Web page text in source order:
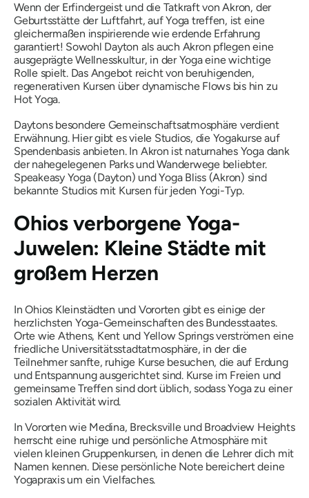
Wenn der Erfindergeist und die Tatkraft von Akron, der
Geburtsstätte der Luftfahrt, auf Yoga treffen, ist eine
gleichermaßen inspirierende wie erdende Erfahrung
garantiert! Sowohl Dayton als auch Akron pflegen eine
ausgeprägte Wellnesskultur, in der Yoga eine wichtige
Rolle spielt. Das Angebot reicht von beruhigenden,
regenerativen Kursen über dynamische Flows bis hin zu
Hot Yoga.
Daytons besondere Gemeinschaftsatmosphäre verdient
Erwähnung. Hier gibt es viele Studios, die Yogakurse auf
Spendenbasis anbieten. In Akron ist naturnahes Yoga dank
der nahegelegenen Parks und Wanderwege beliebter.
Speakeasy Yoga (Dayton) und Yoga Bliss (Akron) sind
bekannte Studios mit Kursen für jeden Yogi-Typ.
Ohios verborgene Yoga-
Juwelen: Kleine Städte mit
großem Herzen
In Ohios Kleinstädten und Vororten gibt es einige der
herzlichsten Yoga-Gemeinschaften des Bundesstaates.
Orte wie Athens, Kent und Yellow Springs verströmen eine
friedliche Universitätsstadtatmosphäre, in der die
Teilnehmer sanfte, ruhige Kurse besuchen, die auf Erdung
und Entspannung ausgerichtet sind. Kurse im Freien und
gemeinsame Treffen sind dort üblich, sodass Yoga zu einer
sozialen Aktivität wird.
In Vororten wie Medina, Brecksville und Broadview Heights
herrscht eine ruhige und persönliche Atmosphäre mit
vielen kleinen Gruppenkursen, in denen die Lehrer dich mit
Namen kennen. Diese persönliche Note bereichert deine
Yogapraxis um ein Vielfaches.